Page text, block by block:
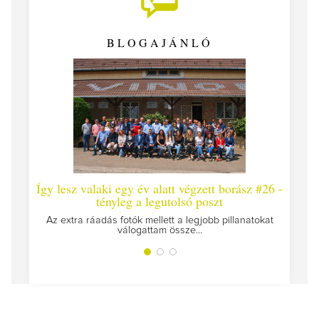
BLOGAJÁNLÓ
Így lesz valaki egy év alatt végzett borász #26 -
tényleg a legutolsó poszt
Az extra ráadás fotók mellett a legjobb pillanatokat
válogattam össze...
Így